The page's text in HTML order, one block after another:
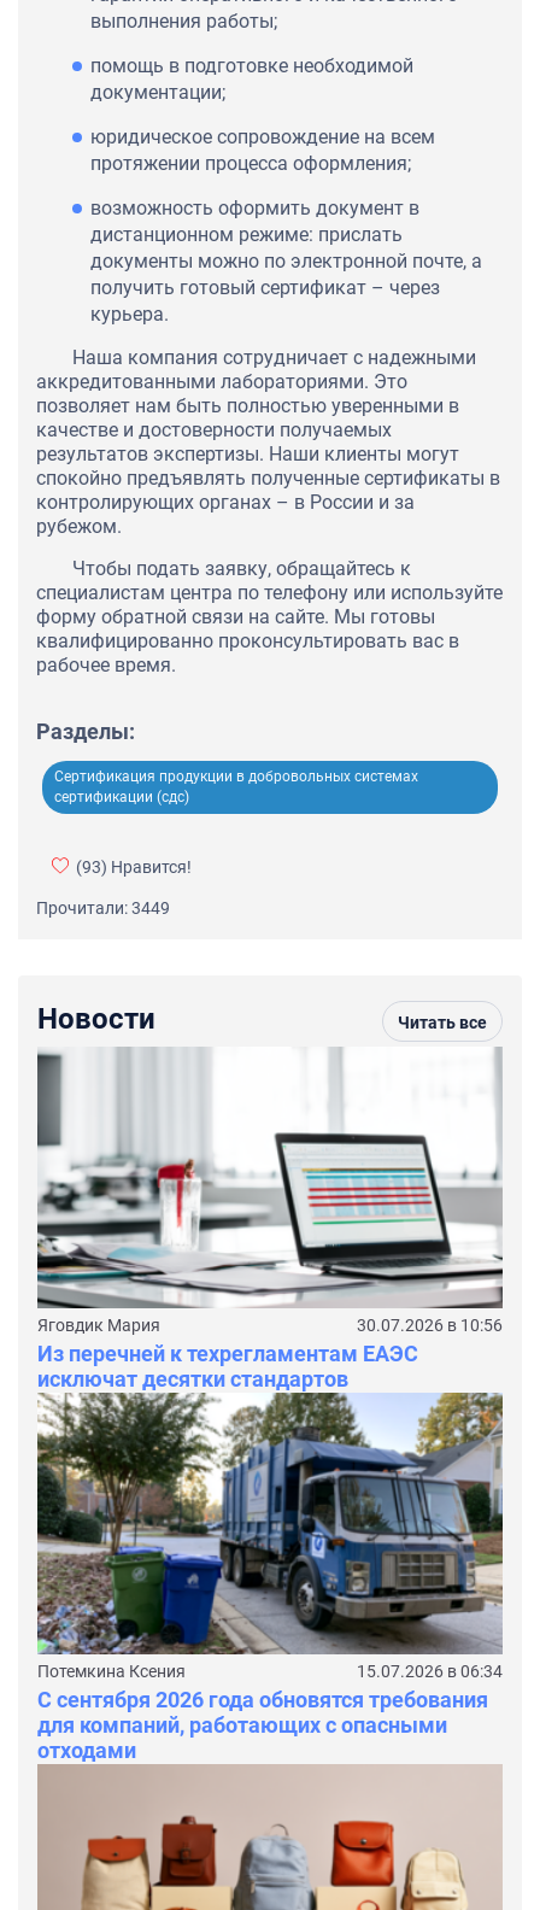
выполнения работы;
помощь в подготовке необходимой
документации;
юридическое сопровождение на всем
протяжении процесса оформления;
возможность оформить документ в
дистанционном режиме: прислать
документы можно по электронной почте, а
получить готовый сертификат – через
курьера.
Наша компания сотрудничает с надежными
аккредитованными лабораториями. Это
позволяет нам быть полностью уверенными в
качестве и достоверности получаемых
результатов экспертизы. Наши клиенты могут
спокойно предъявлять полученные сертификаты в
контролирующих органах – в России и за
рубежом.
Чтобы подать заявку, обращайтесь к
специалистам центра по телефону или используйте
форму обратной связи на сайте. Мы готовы
квалифицированно проконсультировать вас в
рабочее время.
Разделы:
Сертификация продукции в добровольных системах
сертификации (сдс)
(93) Нравится!
Прочитали: 3449
Новости Читать все
Яговдик Мария 30.07.2026 в 10:56
Из перечней к техрегламентам ЕАЭС
исключат десятки стандартов
Потемкина Ксения 15.07.2026 в 06:34
С сентября 2026 года обновятся требования
для компаний, работающих с опасными
отходами